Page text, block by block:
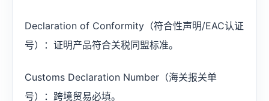
Declaration of Conformity（符合性声明/EAC认证
号）：证明产品符合关税同盟标准。
Customs Declaration Number（海关报关单
号）：跨境贸易必填。